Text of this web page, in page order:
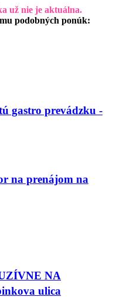
už nie je aktuálna.
podobných ponúk:
gastro prevádzku -
na prenájom na
NA
ulica